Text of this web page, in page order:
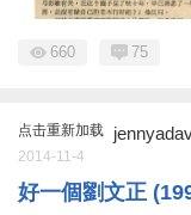
660 75
点击重新加载
2014-11-4
好一個劉文正